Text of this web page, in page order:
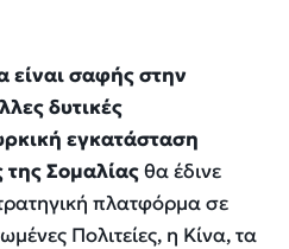
είναι σαφής στην
δυτικές
εγκατάσταση
της Σομαλίαςθα έδινε
πλατφόρμα σε
Πολιτείες, η Κίνα, τα